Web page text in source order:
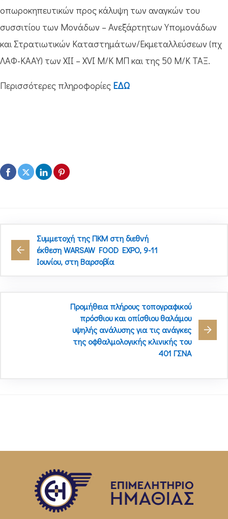
οπωροκηπευτικών προς κάλυψη των αναγκών του
συσσιτίου των Μονάδων – Ανεξάρτητων Υπομονάδων
και Στρατιωτικών Καταστημάτων/Εκμεταλλεύσεων (πχ
ΛΑΦ-ΚΑΑΥ) των ΧΙΙ – XVI Μ/Κ ΜΠ και της 50 Μ/Κ ΤΑΞ.
Περισσότερες πληροφορίες ΕΔΩ
Συμμετοχή της ΠΚΜ στη διεθνή
έκθεση WARSAW FOOD EXPO, 9-11
Ιουνίου, στη Βαρσοβία
Προμήθεια πλήρους τοπογραφικού
πρόσθιου και οπίσθιου θαλάμου
υψηλής ανάλυσης για τις ανάγκες
της οφθαλμολογικής κλινικής του
401 ΓΣΝΑ